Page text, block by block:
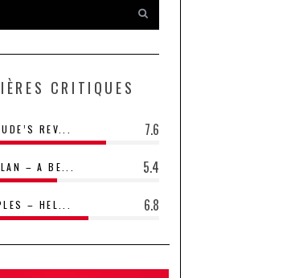
CRITIQUES
7.6
REV...
5.4
– A BE...
6.8
– HEL...